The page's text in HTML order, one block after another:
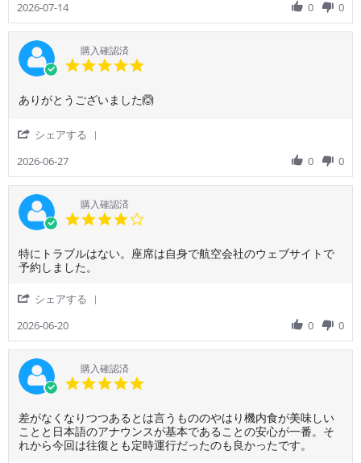
う
ご
ざ
い
ま
た
者
様
on
14
Jul
し
た
by
ご
利
用
者
on
2026-07-14 0 0
購入確認済
rating
Review
ご
利
者
様
on
27
Jun
review
あ
り
と
う
ご
ざ
い
し
た
🙆
ありがとうございました🙆
シェアする
by
ご
利
用
者
on
2026-06-27 0 0
購入確認済
rating
Review
by
利
用
者
on
20
Jun
2026
review
stating
に
ト
ラ
ル
は
な
い。
席
は
自
特にトラブルはない。座席は自身で航空会社のウェブサイトで
予約しました。
シェアする
by
ご
利
用
者
on
20
Jun
2026-06-20 0 0
購入確認済
rating
Review
by
ご
review
stating
や
差がなくなりつつあるとは言うもののやはり機内食が美味しい
ことと日本語のアナウンスが基本であることの安心が一番。そ
れから今回は往復とも定時運行だったのも良かったです。